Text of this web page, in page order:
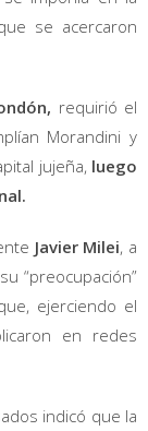
se acercaron
requirió el
Morandini y
jujeña, luego
Javier Milei, a
“preocupación”
ejerciendo el
en redes
indicó que la